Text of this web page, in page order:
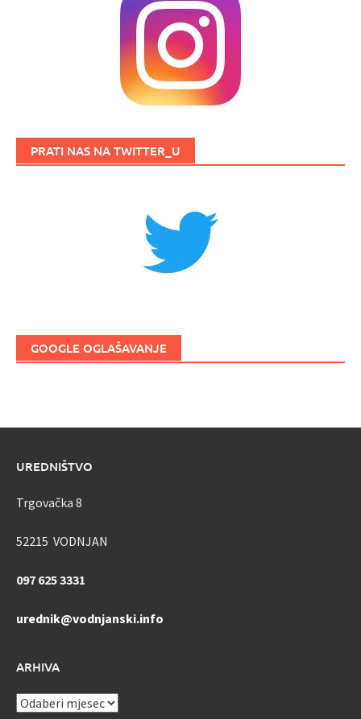
PRATI NAS NA TWITTER_U
GOOGLE OGLAŠAVANJE
UREDNIŠTVO
Trgovačka 8
52215 VODNJAN
097 625 3331
urednik@vodnjanski.info
ARHIVA
ARHIVA